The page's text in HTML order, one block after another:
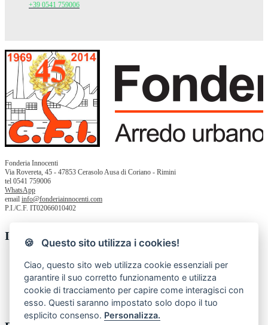
+39 0541 759006
Fonderia Innocenti
Via Rovereta, 45 - 47853 Cerasolo Ausa di Coriano - Rimini
tel 0541 759006
WhatsApp
email info@fonderiainnocenti.com
P.I./C.F. IT02066010402
Informazioni
Chi siamo
Privacy Policy
Termini e condizioni
Contatti
🍪 Questo sito utilizza i cookies!
Ciao, questo sito web utilizza cookie essenziali per
garantire il suo corretto funzionamento e utilizza
cookie di tracciamento per capire come interagisci con
esso. Questi saranno impostato solo dopo il tuo
esplicito consenso. Personalizza.